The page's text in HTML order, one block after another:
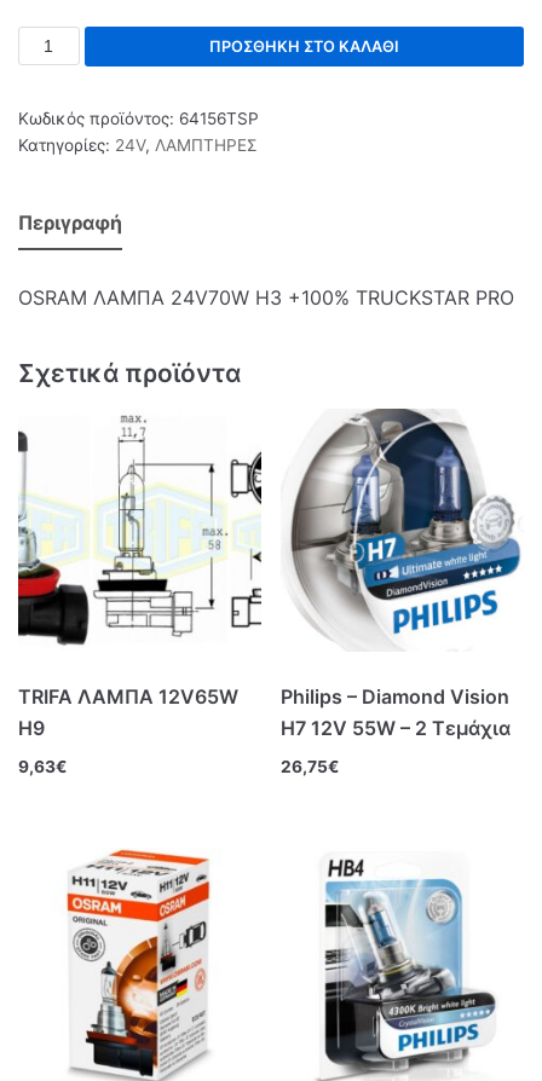
ΠΡΟΣΘΉΚΗ ΣΤΟ ΚΑΛΆΘΙ
Κωδικός προϊόντος: 64156TSP
Κατηγορίες: 24V, ΛΑΜΠΤΗΡΕΣ
Περιγραφή
OSRAM ΛΑΜΠΑ 24V70W Η3 +100% TRUCKSTAR PRO
Σχετικά προϊόντα
TRIFA ΛΑΜΠΑ 12V65W
Η9
9,63€
Philips – Diamond Vision
H7 12V 55W – 2 Τεμάχια
26,75€